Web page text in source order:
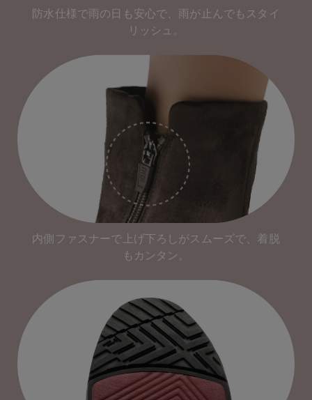
防水仕様で雨の日も安心で、雨が止んでもスタイ
リッシュ。
内側ファスナーで上げ下ろしがスムーズで、着脱
もカンタン。